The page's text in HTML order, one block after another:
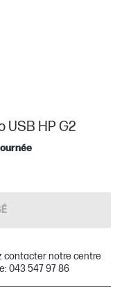
USB HP G2
contacter notre centre
043 547 97 86